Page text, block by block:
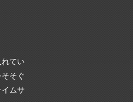
れてい
そぐ
ムサ